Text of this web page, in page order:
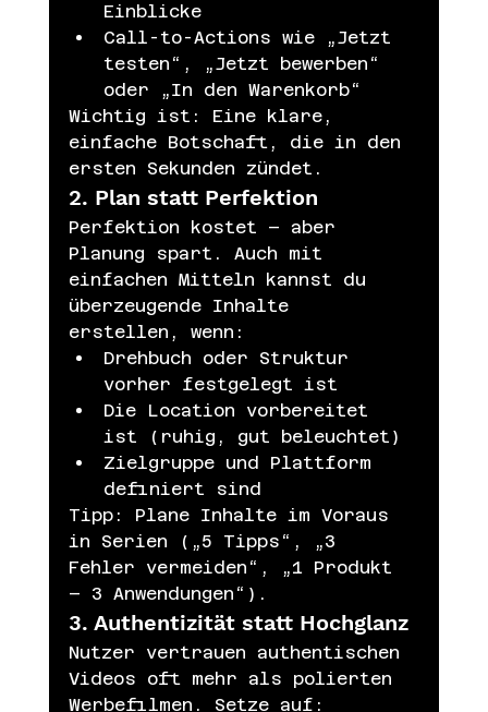
Einblicke
Call-to-Actions wie „Jetzt
testen“, „Jetzt bewerben“
oder „In den Warenkorb“
Wichtig ist: Eine klare,
einfache Botschaft, die in den
ersten Sekunden zündet.
2. Plan statt Perfektion
Perfektion kostet – aber
Planung spart. Auch mit
einfachen Mitteln kannst du
überzeugende Inhalte
erstellen, wenn:
Drehbuch oder Struktur
vorher festgelegt ist
Die Location vorbereitet
ist (ruhig, gut beleuchtet)
Zielgruppe und Plattform
definiert sind
Tipp: Plane Inhalte im Voraus
in Serien („5 Tipps“, „3
Fehler vermeiden“, „1 Produkt
– 3 Anwendungen“).
3. Authentizität statt Hochglanz
Nutzer vertrauen authentischen
Videos oft mehr als polierten
Werbefilmen. Setze auf: